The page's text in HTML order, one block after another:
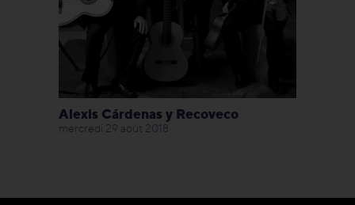
Alexis Cárdenas y Recoveco
mercredi 29 août 2018